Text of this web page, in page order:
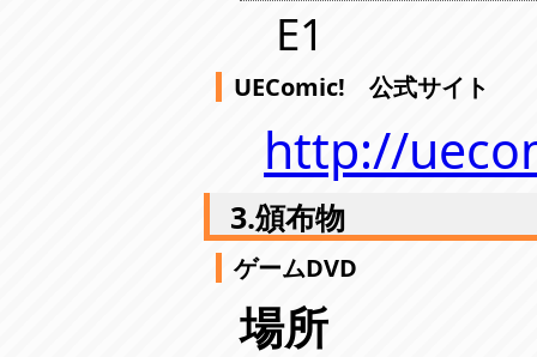
E1
UEComic! 公式サイト
http://
3.頒布物
ゲームDVD
場所